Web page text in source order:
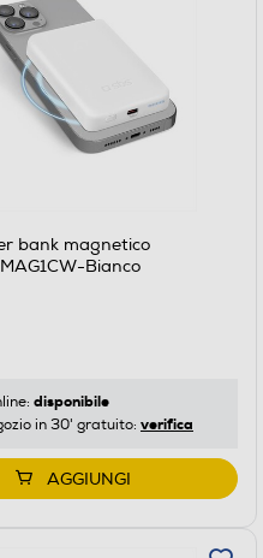
bank magnetico
Bianco
disponibile
in 30' gratuito: verifica
AGGIUNGI